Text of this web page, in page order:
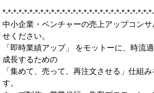
*-*-*-*-*-*-*-*-*-*-*-*-*-*-*-*-*-*-*-*-*-*-*-*-*-*-*-
中小企業・ベンチャーの売上アップコン
せください。
「即時業績アップ」 をモットーに、時流
成長するための
「集めて、売って、再注文させる」仕組
す。